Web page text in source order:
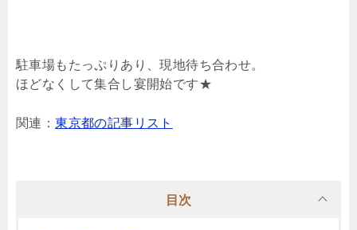
駐車場もたっぷりあり、現地待ち合わせ。
ほどなくして集合し宴開始です★
関連：東京都の記事リスト
目次